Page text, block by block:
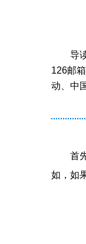
导
126邮
动、中
首
如，如